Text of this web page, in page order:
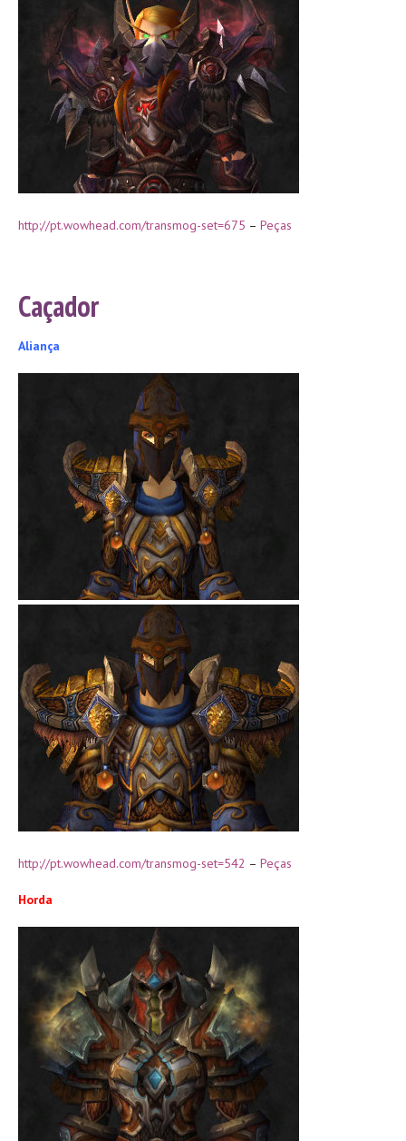
http://pt.wowhead.com/transmog-set=675 – Peças
Caçador
Aliança
http://pt.wowhead.com/transmog-set=542 – Peças
Horda